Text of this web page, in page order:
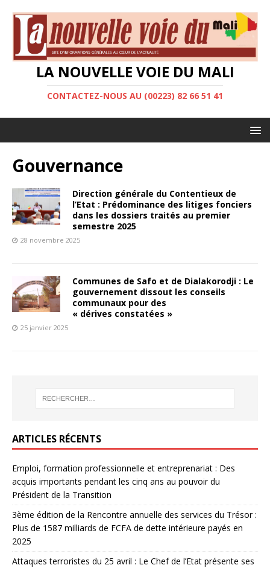
LA NOUVELLE VOIE DU MALI
CONTACTEZ-NOUS AU (00223) 82 66 51 41
Gouvernance
Direction générale du Contentieux de
l’Etat : Prédominance des litiges fonciers
dans les dossiers traités au premier
semestre 2025
28 novembre 2025
Communes de Safo et de Dialakorodji : Le
gouvernement dissout les conseils
communaux pour des
« dérives constatées »
25 janvier 2025
ARTICLES RÉCENTS
Emploi, formation professionnelle et entreprenariat : Des
acquis importants pendant les cinq ans au pouvoir du
Président de la Transition
3ème édition de la Rencontre annuelle des services du Trésor :
Plus de 1587 milliards de FCFA de dette intérieure payés en
2025
Attaques terroristes du 25 avril : Le Chef de l’Etat présente ses